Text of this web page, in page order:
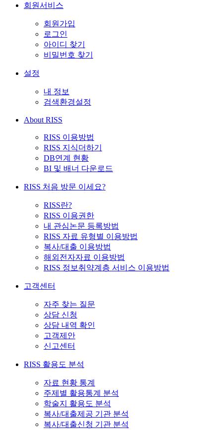
회원서비스
회원가입
로그인
아이디 찾기
비밀번호 찾기
설정
내 정보
검색환경설정
About RISS
RISS 이용방법
RISS 지식더하기
DB연계 현황
BI 및 배너 다운로드
RISS 처음 방문 이세요?
RISS란?
RISS 이용권한
내 관심논문 등록방법
RISS 자료 유형별 이용방법
복사/대출 이용방법
해외전자자료 이용방법
RISS 정보취약계층 서비스 이용방법
고객센터
자주 찾는 질문
상담 신청
상담 내역 확인
고객제안
신고센터
RISS 활용도 분석
자료 현황 통계
주제별 활용통계 분석
학술지 활용도 분석
복사/대출제공 기관 분석
복사/대출신청 기관 분석